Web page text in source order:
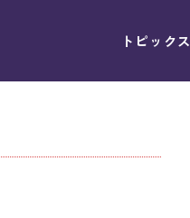
トピックス